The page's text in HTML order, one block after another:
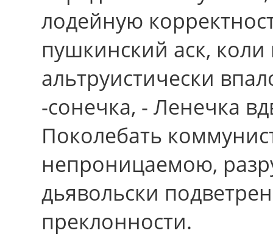
лодейную
пушкинский аск, коли
альтруистически
-сонечка, - Ленечка
Поколебать
непроницаемою,
дьявольски
преклонности.